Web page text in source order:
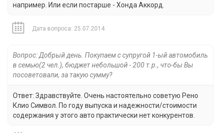
например. Или если постарше - Хонда Аккорд.
Дата вопроса: 25.07.2014
Вопрос: Добрый день. Покупаем с супругой 1-ый автомобиль
в семью(2 чел.), бюджет небольшой - 200 т.р., что-бы Вы
посоветовали, за такую сумму?
Ответ: Здравствуйте. Очень настоятельно советую Рено
Клио Символ. По году выпуска и надежности/стоимости
содержания у этого авто практически нет конкурентов.